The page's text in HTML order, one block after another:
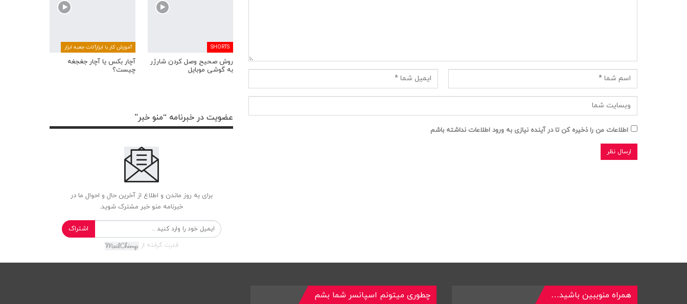
اطلاعات من را ذخیره کن تا در آینده نیازی به ورود اطلاعات نداشته باشم
SHORTS
روش صحیح وصل کردن شارژر
به گوشی موبایل
آموزش کار با ابزارآلات جعبه ابزار
آچار بکس یا آچار جغجغه
چیست؟
عضویت در خبرنامه “منو خبر”
برای به روز ماندن و اطلاع از آخرین حال و احوال ما در
خبرنامه منو خبر مشترک شوید.
اشتراک
قدرت گرفته از
همراه منوببین باشید… چطوری میتونم اسپانسر شما بشم